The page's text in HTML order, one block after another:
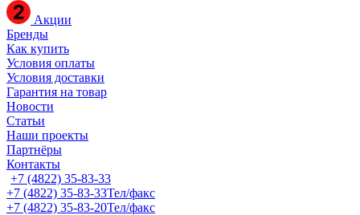
Акции
Бренды
Как купить
Условия оплаты
Условия доставки
Гарантия на товар
Новости
Статьи
Наши проекты
Партнёры
Контакты
+7 (4822) 35-83-33
+7 (4822) 35-83-33Тел/факс
+7 (4822) 35-83-20Тел/факс